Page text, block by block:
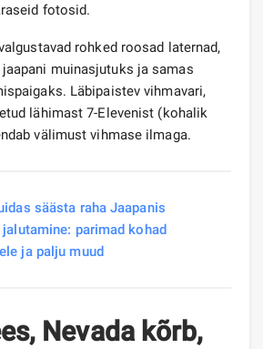
fotosid.
rohked roosad laternad,
muinasjutuks ja samas
Läbipaistev vihmavari,
lähimast 7-Elevenist (kohalik
välimust vihmase ilmaga.
säästa raha Jaapanis
parimad kohad
ja palju muud
Nevada kõrb,